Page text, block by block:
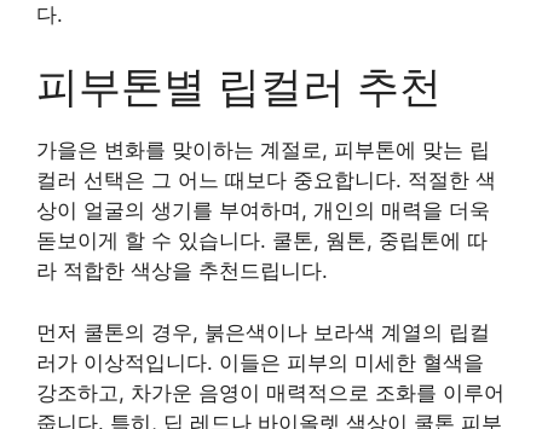
다.
피부톤별 립컬러 추천
가을은 변화를 맞이하는 계절로, 피부톤에 맞는 립
컬러 선택은 그 어느 때보다 중요합니다. 적절한 색
상이 얼굴의 생기를 부여하며, 개인의 매력을 더욱
돋보이게 할 수 있습니다. 쿨톤, 웜톤, 중립톤에 따
라 적합한 색상을 추천드립니다.
먼저 쿨톤의 경우, 붉은색이나 보라색 계열의 립컬
러가 이상적입니다. 이들은 피부의 미세한 혈색을
강조하고, 차가운 음영이 매력적으로 조화를 이루어
줍니다. 특히, 딥 레드나 바이올렛 색상이 쿨톤 피부